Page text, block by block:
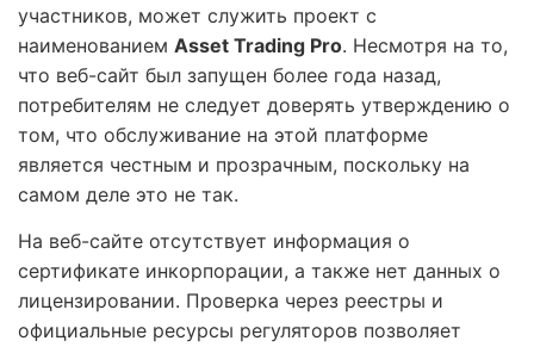
участников, может служить проект с
наименованием Asset Trading Pro. Несмотря на то,
что веб-сайт был запущен более года назад,
потребителям не следует доверять утверждению о
том, что обслуживание на этой платформе
является честным и прозрачным, поскольку на
самом деле это не так.
На веб-сайте отсутствует информация о
сертификате инкорпорации, а также нет данных о
лицензировании. Проверка через реестры и
официальные ресурсы регуляторов позволяет